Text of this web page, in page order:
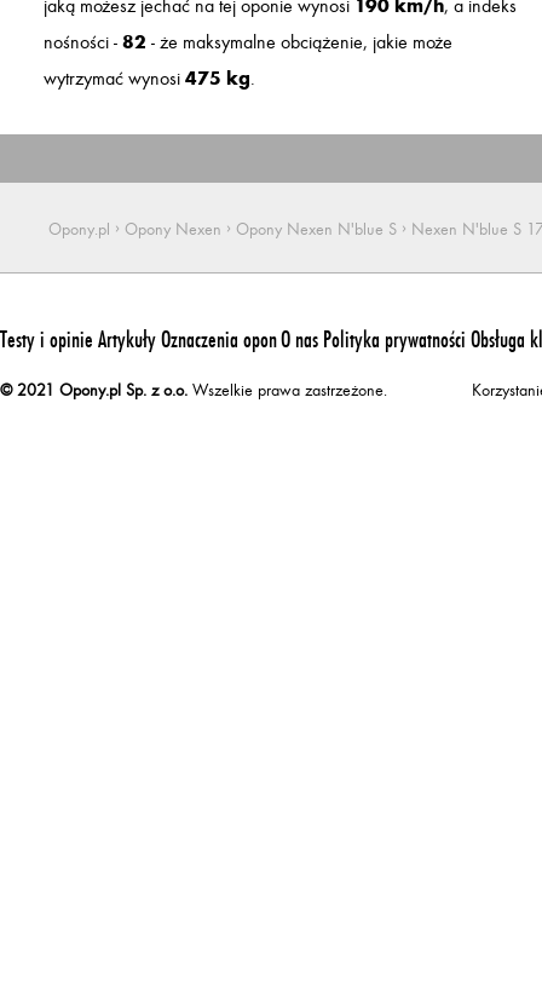
jaką możesz jechać na tej oponie wynosi 190 km/h, a indeks
nośności - 82 - że maksymalne obciążenie, jakie może
wytrzymać wynosi 475 kg.
Opony.pl › Opony Nexen › Opony Nexen N'blue S › Nexen N'blue S
Testy i opinie ArtykułyOznaczenia oponO nas Polityka prywatności Obsługa
© 2021 Opony.pl Sp. z o.o. Wszelkie prawa zastrzeżone.